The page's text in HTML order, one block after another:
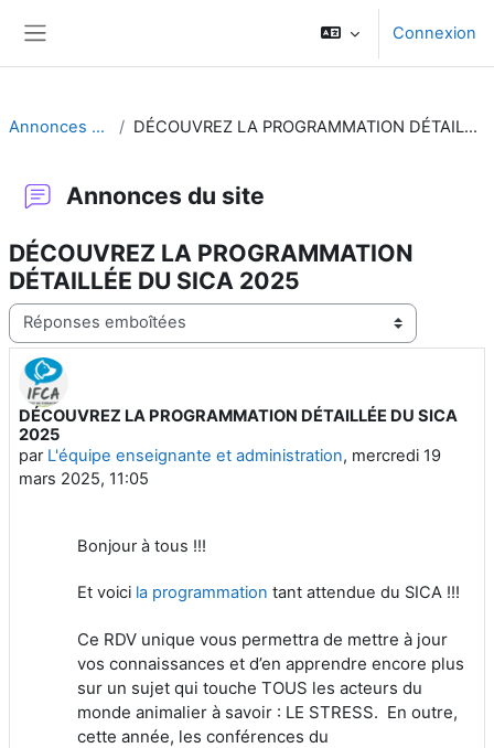
Connexion
Annonces du site DÉCOUVREZ LA PROGRAMMATION DÉTAILLÉE DU SICA 2025
Annonces du site
DÉCOUVREZ LA PROGRAMMATION
DÉTAILLÉE DU SICA 2025
Type d’affichage
DÉCOUVREZ LA PROGRAMMATION DÉTAILLÉE DU SICA
2025
par L'équipe enseignante et administration, mercredi 19
mars 2025, 11:05
Nombre de réponses : 0
Bonjour à tous !!!
Et voici la programmation tant attendue du SICA !!!
Ce RDV unique vous permettra de mettre à jour
vos connaissances et d’en apprendre encore plus
sur un sujet qui touche TOUS les acteurs du
monde animalier à savoir : LE STRESS. En outre,
cette année, les conférences du